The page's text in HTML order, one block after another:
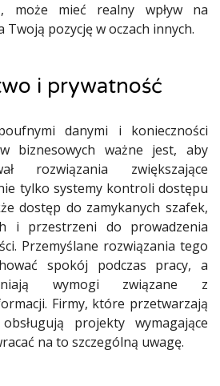
może mieć realny wpływ na
pozycję w oczach innych.
i prywatność
danymi i konieczności
biznesowych ważne jest, aby
rozwiązania zwiększające
tylko systemy kontroli dostępu
dostęp do zamykanych szafek,
i przestrzeni do prowadzenia
Przemyślane rozwiązania tego
spokój podczas pracy, a
wymogi związane z
Firmy, które przetwarzają
projekty wymagające
na to szczególną uwagę.